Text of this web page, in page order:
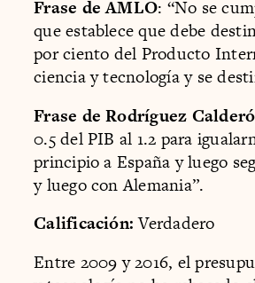
Frase de AMLO: “No se
que establece que debe
por ciento del Producto
ciencia y tecnología y se
Frase de Rodríguez
0.5 del PIB al 1.2 para
principio a España y luego
y luego con Alemania”.
Calificación:Verdadero
Entre 2009 y 2016, el